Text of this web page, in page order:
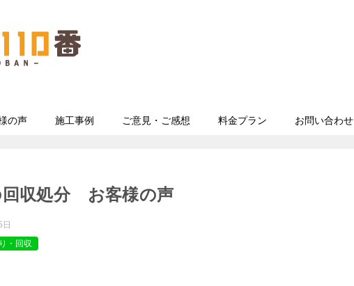
の声 施工事例 ご意見・ご感想 料金プラン お問い合わせ
回収処分 お客様の声
・回収